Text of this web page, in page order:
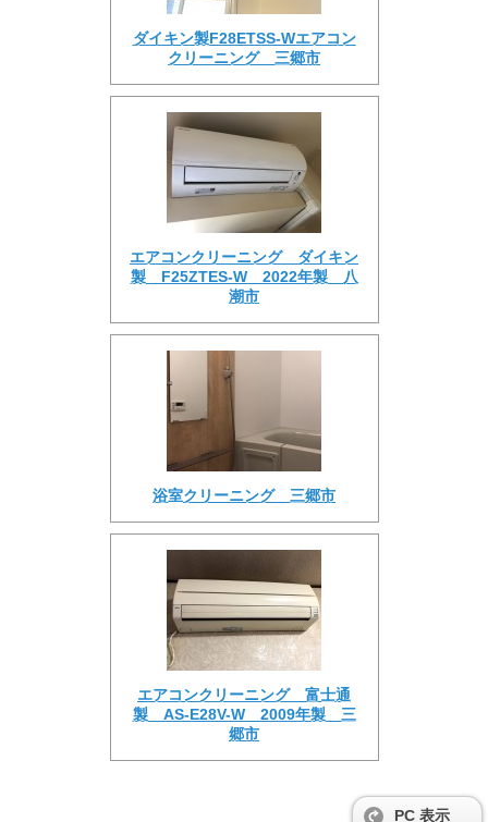
ダイキン製F28ETSS-Wエアコン
クリーニング 三郷市
エアコンクリーニング ダイキン
製 F25ZTES-W 2022年製 八
潮市
浴室クリーニング 三郷市
エアコンクリーニング 富士通
製 AS-E28V-W 2009年製 三
郷市
PC 表示